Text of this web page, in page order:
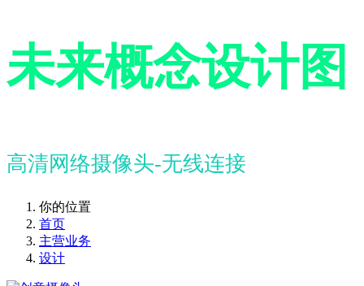
未来概念设计图
高清网络摄像头-无线连接
你的位置
首页
主营业务
设计